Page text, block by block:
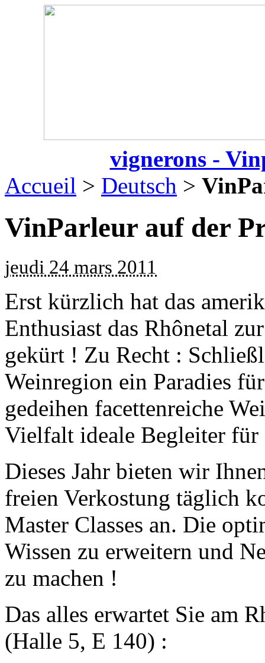
vignerons -
Accueil > Deutsch >
VinParleur auf der
jeudi 24 mars 2011
Erst kürzlich hat das
Enthusiast das Rhônetal
gekürt ! Zu Recht :
Weinregion ein Paradies
gedeihen facettenreiche
Vielfalt ideale Begleiter für
Dieses Jahr bieten wir
freien Verkostung täglich
Master Classes an. Die
Wissen zu erweitern und
zu machen !
Das alles erwartet Sie am
(Halle 5, E 140) :